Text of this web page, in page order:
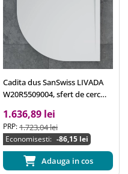
Cadita dus SanSwiss LIVADA
W20R5509004, sfert de cerc
alb
1.636,89 lei
PRP:1.723,04 lei
Economisesti: -86,15 lei
Adauga in cos